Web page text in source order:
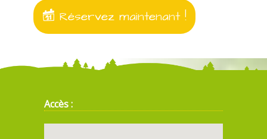
Réservez maintenant !
Accès :